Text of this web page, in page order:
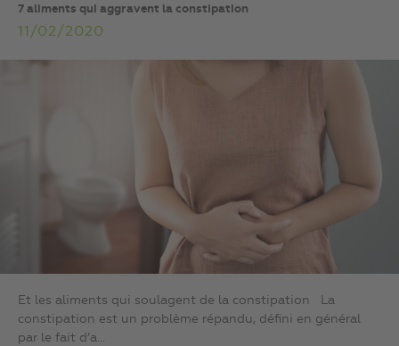
7 aliments qui aggravent la constipation
11/02/2020
Et les aliments qui soulagent de la constipation La
constipation est un problème répandu, défini en général
par le fait d’a...